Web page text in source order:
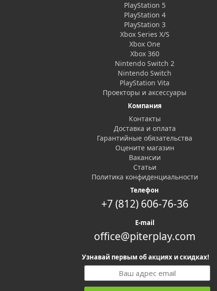
PlayStation 5
PlayStation 4
PlayStation 3
Xbox Series X/S
Xbox One
Xbox 360
Nintendo Switch 2
Nintendo Switch
PlayStation Vita
Проекторы и аксессуары
Компания
Контакты
Доставка и оплата
Гарантийные обязательства
Оцените магазин
Вакансии
Статьи
Политика конфиденциальности
Телефон
+7 (812) 606-76-36
E-mail
office@piterplay.com
Узнавай первым об акциях и скидках!